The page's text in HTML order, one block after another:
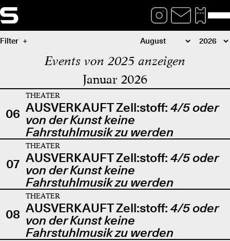
Filter
Events von 2025 anzeigen
Januar 2026
06
THEATER
AUSVERKAUFT Zell:stoff: 4/5 oder
von der Kunst keine
Fahrstuhlmusik zu werden
07
THEATER
AUSVERKAUFT Zell:stoff: 4/5 oder
von der Kunst keine
Fahrstuhlmusik zu werden
08
THEATER
AUSVERKAUFT Zell:stoff: 4/5 oder
von der Kunst keine
Fahrstuhlmusik zu werden